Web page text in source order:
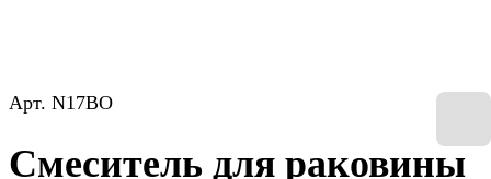
Арт. N17BO
Смеситель для раковины